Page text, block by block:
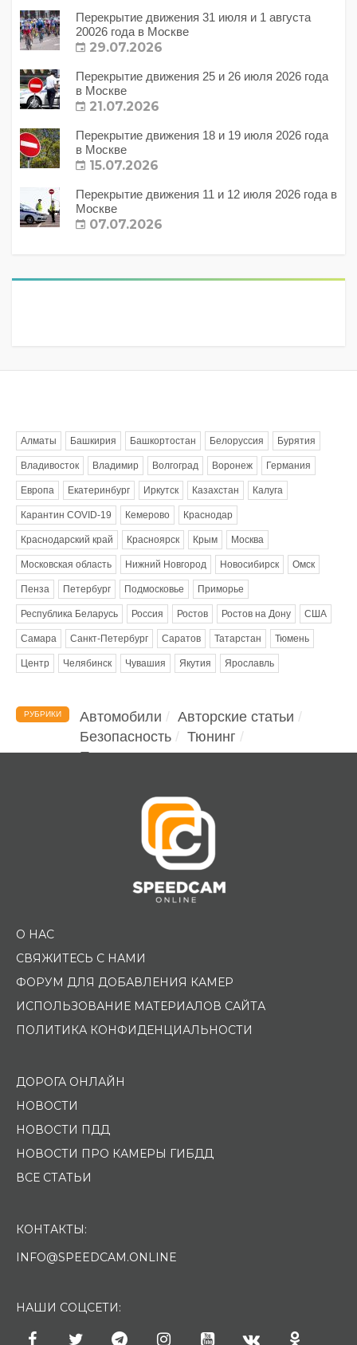
Перекрытие движения 31 июля и 1 августа
20026 года в Москве
29.07.2026
Перекрытие движения 25 и 26 июля 2026 года
в Москве
21.07.2026
Перекрытие движения 18 и 19 июля 2026 года
в Москве
15.07.2026
Перекрытие движения 11 и 12 июля 2026 года в
Москве
07.07.2026
Алматы Башкирия Башкортостан Белоруссия Бурятия
Владивосток Владимир Волгоград Воронеж Германия
Европа Екатеринбург Иркутск Казахстан Калуга
Карантин COVID-19 Кемерово Краснодар
Краснодарский край Красноярск Крым Москва
Московская область Нижний Новгород Новосибирск Омск
Пенза Петербург Подмосковье Приморье
Республика Беларусь Россия Ростов Ростов на Дону США
Самара Санкт-Петербург Саратов Татарстан Тюмень
Центр Челябинск Чувашия Якутия Ярославль
РУБРИКИ Автомобили
Авторские статьи
Безопасность
Тюнинг
Помощь водителю
О НАС
СВЯЖИТЕСЬ С НАМИ
ФОРУМ ДЛЯ ДОБАВЛЕНИЯ КАМЕР
ИСПОЛЬЗОВАНИЕ МАТЕРИАЛОВ САЙТА
ПОЛИТИКА КОНФИДЕНЦИАЛЬНОСТИ
ДОРОГА ОНЛАЙН
НОВОСТИ
НОВОСТИ ПДД
НОВОСТИ ПРО КАМЕРЫ ГИБДД
ВСЕ СТАТЬИ
КОНТАКТЫ:
INFO@SPEEDCAM.ONLINE
НАШИ СОЦСЕТИ: